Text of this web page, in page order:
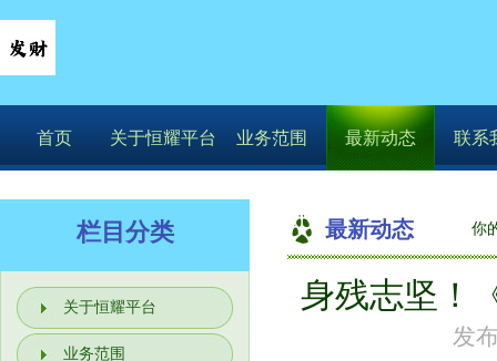
首页 关于恒耀平台 业务范围 最新动态 联系
栏目分类
关于恒耀平台
业务范围
最新动态 你
身残志坚！
发